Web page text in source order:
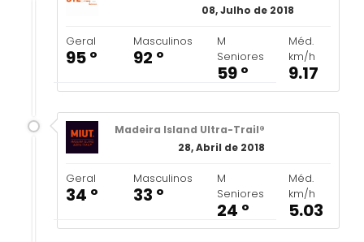
08, Julho de 2018
Geral
95 º
Masculinos
92 º
M
Seniores
59 º
Méd.
km/h
9.17
Madeira Island Ultra-Trail®
28, Abril de 2018
Geral
34 º
Masculinos
33 º
M
Seniores
24 º
Méd.
km/h
5.03